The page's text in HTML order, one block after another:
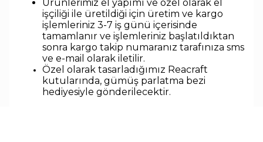
Ürünlerimiz el yapımı ve özel olarak el
işçiliği ile üretildiği için üretim ve kargo
işlemleriniz 3-7 iş günü içerisinde
tamamlanır ve işlemleriniz başlatıldıktan
sonra kargo takip numaranız tarafınıza sms
ve e-mail olarak iletilir.
Özel olarak tasarladığımız Reacraft
kutularında, gümüş parlatma bezi
hediyesiyle gönderilecektir.